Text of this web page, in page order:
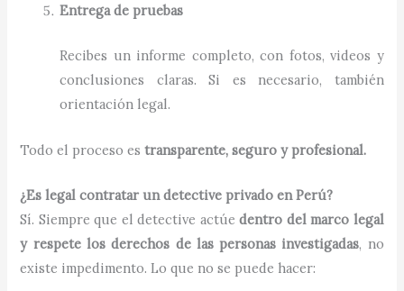
Entrega de pruebas
Recibes un informe completo, con fotos, videos y
conclusiones claras. Si es necesario, también
orientación legal.
Todo el proceso estransparente, seguro y profesional.
¿Es legal contratar un detective privado en Perú?
Sí. Siempre que el detective actúedentro del marco legal
y respete los derechos de las personas investigadas, no
existe impedimento. Lo que no se puede hacer: